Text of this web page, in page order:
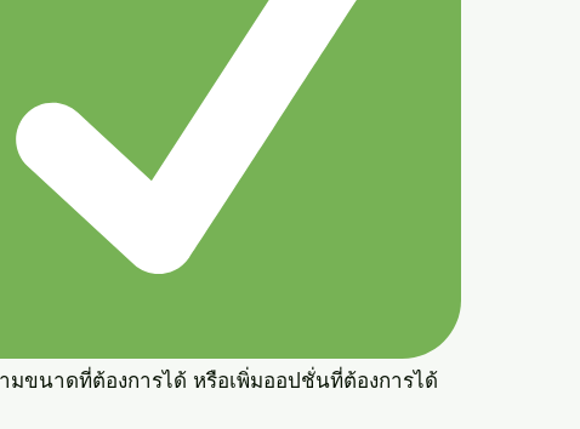
มขนาดที่ต้องการได้ หรือเพิ่มออปชั่นที่ต้องการได้